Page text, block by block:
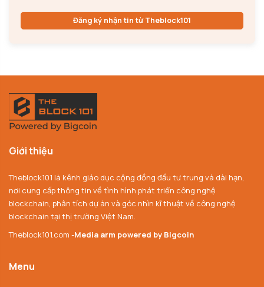
Đăng ký nhận tin từ Theblock101
Giới thiệu
Theblock101 là kênh giáo dục cộng đồng đầu tư trung và dài hạn,
nơi cung cấp thông tin về tình hình phát triển công nghệ
blockchain, phân tích dự án và góc nhìn kĩ thuật về công nghệ
blockchain tại thị trường Việt Nam.
Theblock101.com -Media arm powered by Bigcoin
Menu